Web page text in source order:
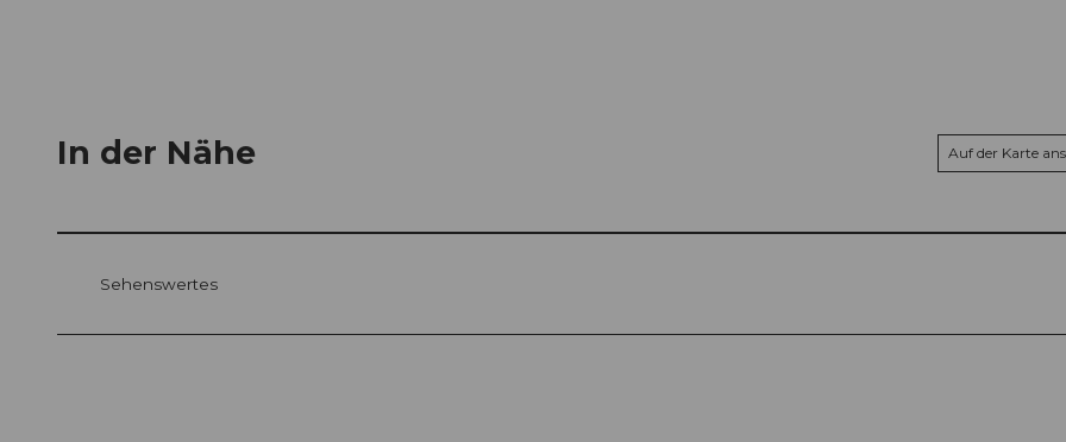
In der Nähe Auf der Karte
Sehenswertes